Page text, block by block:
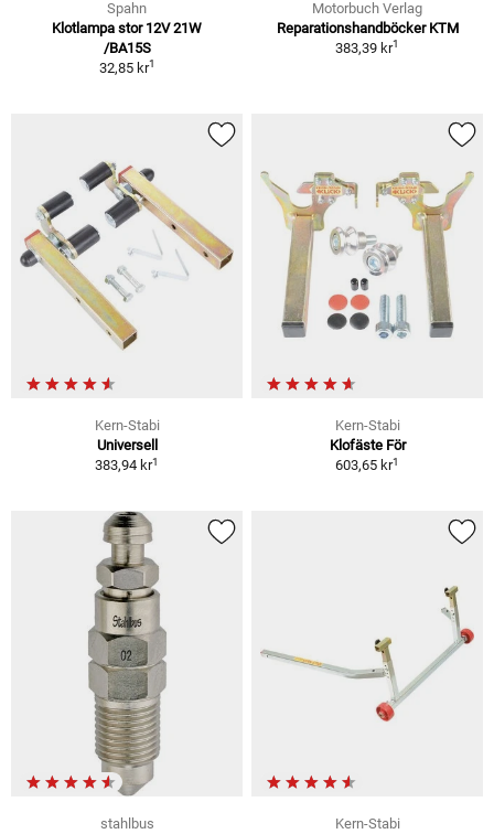
Spahn
Klotlampa stor 12V 21W
/BA15S
32,85 kr1
Motorbuch Verlag
Reparationshandböcker KTM
383,39 kr1
Kern-Stabi
Universell
383,94 kr1
Kern-Stabi
Klofäste För
603,65 kr1
stahlbus
Kern-Stabi